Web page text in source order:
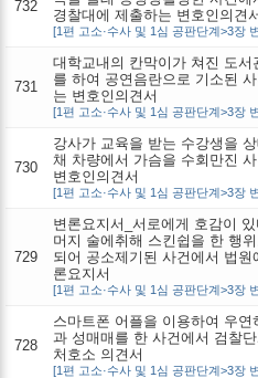
732
경찰대에 제출하는 변호인의견
[1편 고소·수사 및 1심 공판단계>3장
731
대학교내의 칸막이가 쳐진 도서
를 하여 공연음란으로 기소된
는 변호인의견서
[1편 고소·수사 및 1심 공판단계>3장
730
강사가 교육을 받는 수강생을
채 차량에서 가슴을 수회만진
변호인의견서
[1편 고소·수사 및 1심 공판단계>3장
729
변론요지서_서로에게 호감이
머지 술에취해 스킨쉽을 한 행
되어 공소제기된 사건에서 법원
론요지서
[1편 고소·수사 및 1심 공판단계>3장
728
스마트폰 어플을 이용하여 우연
과 성매매를 한 사건에서 검찰
처호소 의견서
[1편 고소·수사 및 1심 공판단계>3장